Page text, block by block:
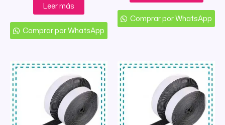
Leer más
Comprar por WhatsApp
Comprar por WhatsApp